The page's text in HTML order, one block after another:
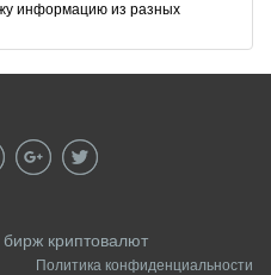
информацию из разных
криптовалют
Политика конфиденциальности